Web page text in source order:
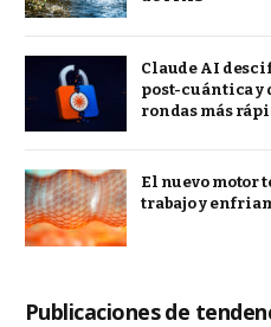
Claude AI
post-cuántica y
rondas más
El nuevo motor
trabajo y
Publicaciones de